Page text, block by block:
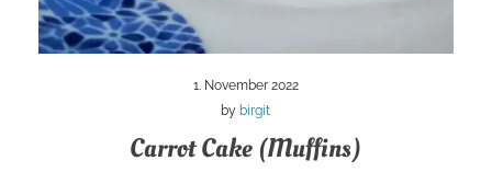
1. November 2022
by birgit
Carrot Cake (Muffins)